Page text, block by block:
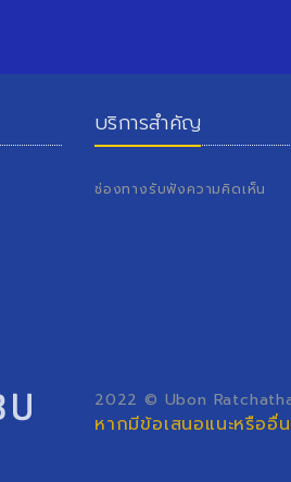
บริการสำคัญ
ช่องทางรับฟังความคิดเห็น
2022 © Ubon
หากมีข้อเสนอแนะหรือ